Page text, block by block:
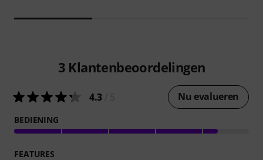
3 Klantenbeoordelingen
4.3 Nu evalueren
BEDIENING
FEATURES